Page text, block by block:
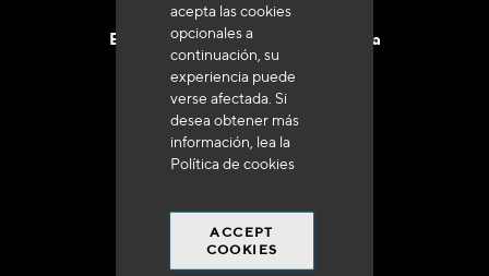
acepta las cookies
opcionales a
continuación, su
experiencia puede
verse afectada. Si
desea obtener más
información, lea la
Política de cookies
ACCEPT
COOKIES
Entrega en 48 a 72 horas en Francia
a 250 euros*